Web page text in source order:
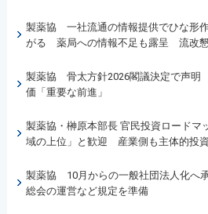
製薬協 一社流通の情報提供でひな形
がる 薬局への情報不足も露呈 流改懇
製薬協 骨太方針2026閣議決定で声明
価「重要な前進」
製薬協・榊原本部長 官民投資ロードマ
域の上位」と歓迎 産業側も主体的投
製薬協 10月からの一般社団法人化へ
総会の運営など規定を準備